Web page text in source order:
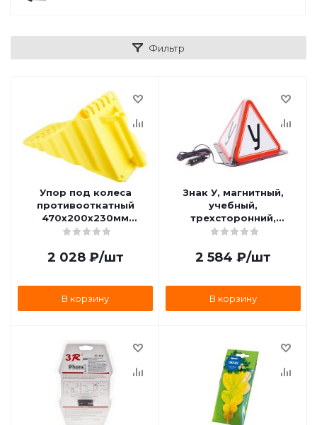
Фильтр
Упор под колеса
противооткатный
470х200х230мм
грузовые,полуприцепы
2 028₽/шт
В корзину
Знак У, магнитный,
учебный,
трехсторонний,
подсветка, Триада
2 584 ₽/шт
В корзину